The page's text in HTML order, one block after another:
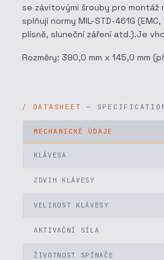
se závitovými šrouby pro montáž
splňují normy MIL-STD-461G
plísně, sluneční záření atd.).Je
Rozměry: 390,0 mm x 145,0 mm
MECHANICKÉ ÚDAJE
KLÁVESA
ZDVIH KLÁVESY
VELIKOST KLÁVESY
AKTIVAČNÍ SÍLA
ŽIVOTNOST SPÍNAČE